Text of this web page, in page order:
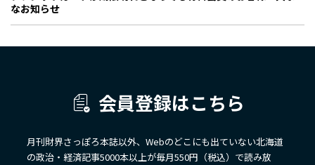
なお知らせ
会員登録はこちら
月刊財界さっぽろ本誌以外、Webのどこにも出ていない北海道
の政治・経済記事5000本以上が毎月550円（税込）で読み放